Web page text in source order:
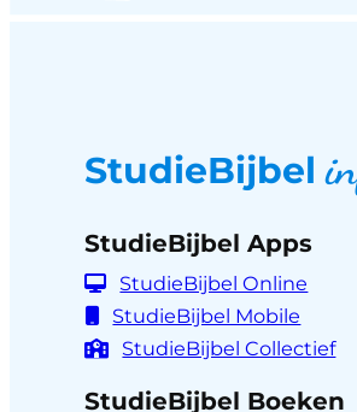
StudieBijbel
StudieBijbel Apps
StudieBijbel Online
StudieBijbel Mobile
StudieBijbel Collectief
StudieBijbel Boeken